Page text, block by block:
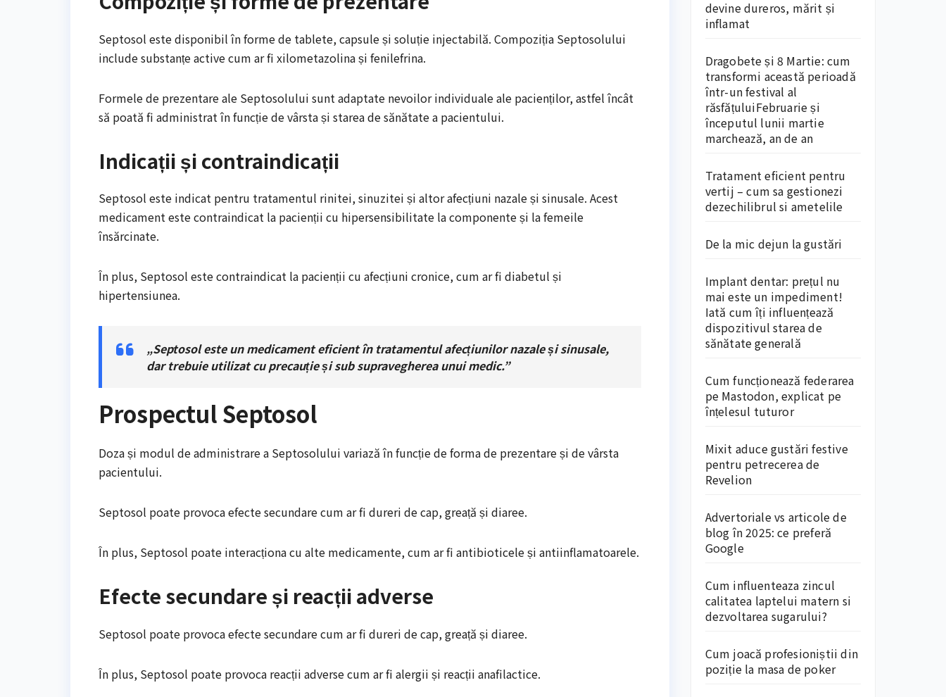
Septosol este disponibil în forme de tablete, capsule și soluție injectabilă. Compoziția Septosolului
include substanțe active cum ar fi xilometazolina și fenilefrina.
Formele de prezentare ale Septosolului sunt adaptate nevoilor individuale ale pacienților, astfel încât
să poată fi administrat în funcție de vârsta și starea de sănătate a pacientului.
Indicații și contraindicații
Septosol este indicat pentru tratamentul rinitei, sinuzitei și altor afecțiuni nazale și sinusale. Acest
medicament este contraindicat la pacienții cu hipersensibilitate la componente și la femeile
însărcinate.
În plus, Septosol este contraindicat la pacienții cu afecțiuni cronice, cum ar fi diabetul și
hipertensiunea.
„Septosol este un medicament eficient în tratamentul afecțiunilor nazale și sinusale,
dar trebuie utilizat cu precauție și sub supravegherea unui medic.”
Prospectul Septosol
Doza și modul de administrare a Septosolului variază în funcție de forma de prezentare și de vârsta
pacientului.
Septosol poate provoca efecte secundare cum ar fi dureri de cap, greață și diaree.
În plus, Septosol poate interacționa cu alte medicamente, cum ar fi antibioticele și antiinflamatoarele.
Efecte secundare și reacții adverse
Septosol poate provoca efecte secundare cum ar fi dureri de cap, greață și diaree.
În plus, Septosol poate provoca reacții adverse cum ar fi alergii și reacții anafilactice.
devine dureros, mărit și
inflamat
Dragobete și 8 Martie: cum
transformi această perioadă
într-un festival al
răsfățuluiFebruarie și
începutul lunii martie
marchează, an de an
Tratament eficient pentru
vertij – cum sa gestionezi
dezechilibrul si ametelile
De la mic dejun la gustări
Implant dentar: prețul nu
mai este un impediment!
Iată cum îți influențează
dispozitivul starea de
sănătate generală
Cum funcționează federarea
pe Mastodon, explicat pe
înțelesul tuturor
Mixit aduce gustări festive
pentru petrecerea de
Revelion
Advertoriale vs articole de
blog în 2025: ce preferă
Google
Cum influenteaza zincul
calitatea laptelui matern si
dezvoltarea sugarului?
Cum joacă profesioniștii din
poziție la masa de poker